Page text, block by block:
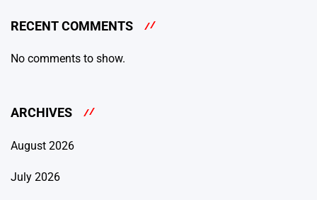
RECENT COMMENTS
No comments to show.
ARCHIVES
August 2026
July 2026